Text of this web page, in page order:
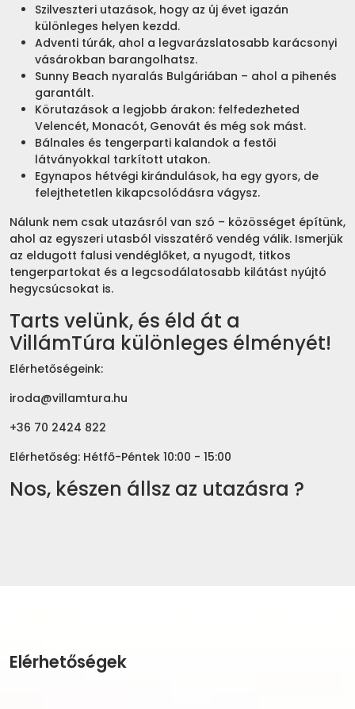
Szilveszteri utazások, hogy az új évet igazán
különleges helyen kezdd.
Adventi túrák, ahol a legvarázslatosabb karácsonyi
vásárokban barangolhatsz.
Sunny Beach nyaralás Bulgáriában – ahol a pihenés
garantált.
Körutazások a legjobb árakon: felfedezheted
Velencét, Monacót, Genovát és még sok mást.
Bálnales és tengerparti kalandok a festői
látványokkal tarkított utakon.
Egynapos hétvégi kirándulások, ha egy gyors, de
felejthetetlen kikapcsolódásra vágysz.
Nálunk nem csak utazásról van szó – közösséget építünk,
ahol az egyszeri utasból visszatérő vendég válik. Ismerjük
az eldugott falusi vendéglőket, a nyugodt, titkos
tengerpartokat és a legcsodálatosabb kilátást nyújtó
hegycsúcsokat is.
Tarts velünk, és éld át a
VillámTúra különleges élményét!
Elérhetőségeink:
iroda@villamtura.hu
+36 70 2424 822
Elérhetőség: Hétfő-Péntek 10:00 - 15:00
Nos, készen állsz az utazásra ?
Elérhetőségek